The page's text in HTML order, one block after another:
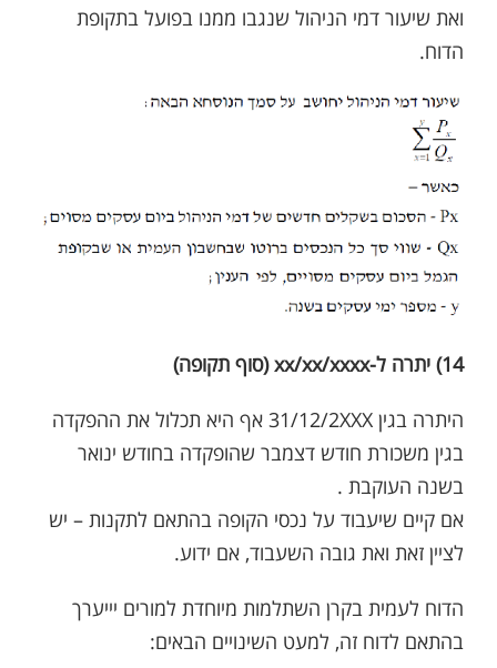
ואת שיעור דמי הניהול שנגבו ממנו בפועל בתקופת
הדוח.
14) יתרה ל-xx/xx/xxxx (סוף תקופה)
היתרה בגין 31/12/2XXX אף היא תכלול את ההפקדה
בגין משכורת חודש דצמבר שהופקדה בחודש ינואר
בשנה העוקבת .
אם קיים שיעבוד על נכסי הקופה בהתאם לתקנות – יש
לציין זאת ואת גובה השעבוד, אם ידוע.
הדוח לעמית בקרן השתלמות מיוחדת למורים יייערך
בהתאם לדוח זה, למעט השינויים הבאים: